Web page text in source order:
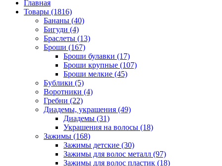
Главная
Товары (1816)
Бананы (40)
Бигуди (4)
Браслеты (13)
Броши (167)
Броши булавки (17)
Броши крупные (107)
Броши мелкие (45)
Бублики (5)
Воротники (4)
Гребни (22)
Диадемы, украшения (49)
Диадемы (31)
Украшения на волосы (18)
Зажимы (168)
Зажимы детские (30)
Зажимы для волос металл (97)
Зажимы для волос пластик (18)